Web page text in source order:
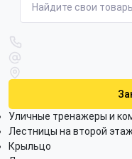
Уличные тренажеры и
Лестницы на второй этаж
Крыльцо